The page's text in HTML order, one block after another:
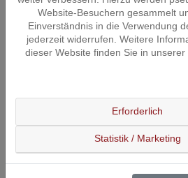
Website-Besuchern gesammelt
Einverständnis in die Verwendung
jederzeit widerrufen. Weitere
dieser Website finden Sie in unserer
Erforderlich
Statistik / Marketing